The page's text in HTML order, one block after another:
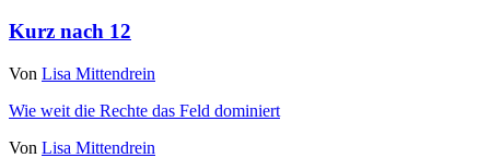
Kurz nach 12
Von Lisa Mittendrein
Wie weit die Rechte das Feld dominiert
Von Lisa Mittendrein